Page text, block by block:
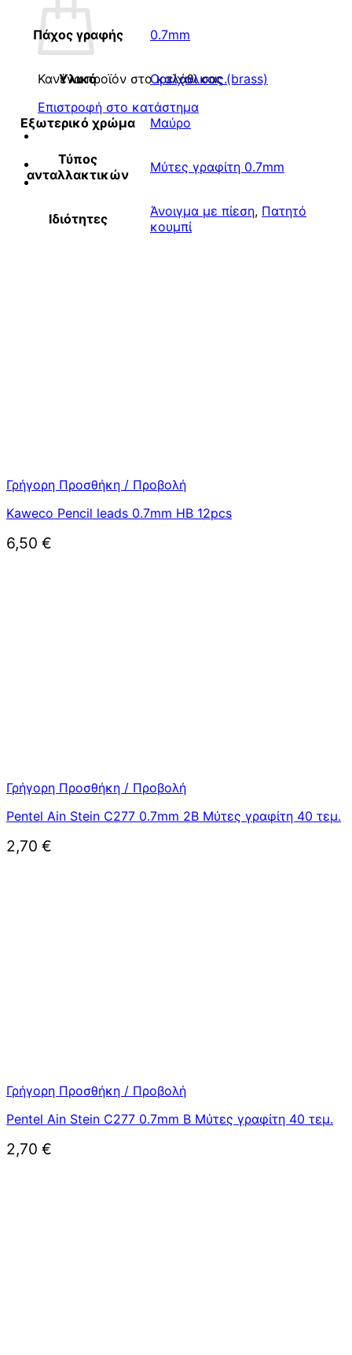
Κανένα προϊόν στο καλάθι σας.
Επιστροφή στο κατάστημα
Πάχος γραφής 0.7mm
Υλικό Ορείχαλκος (brass)
Εξωτερικό χρώμα Μαύρο
Τύπος
ανταλλακτικών
Μύτες γραφίτη 0.7mm
Ιδιότητες Άνοιγμα με πίεση, Πατητό
κουμπί
Γρήγορη Προσθήκη / Προβολή
Kaweco Pencil leads 0.7mm HB 12pcs
6,50 €
Γρήγορη Προσθήκη / Προβολή
Pentel Ain Stein C277 0.7mm 2B Μύτες γραφίτη 40 τεμ.
2,70 €
Γρήγορη Προσθήκη / Προβολή
Pentel Ain Stein C277 0.7mm B Μύτες γραφίτη 40 τεμ.
2,70 €